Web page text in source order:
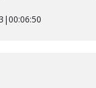
|00:06:50